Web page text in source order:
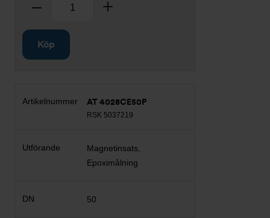
Ta bort
Köp
AT 4028CE50P
RSK 5037219
Magnetinsats,
Epoximålning
50